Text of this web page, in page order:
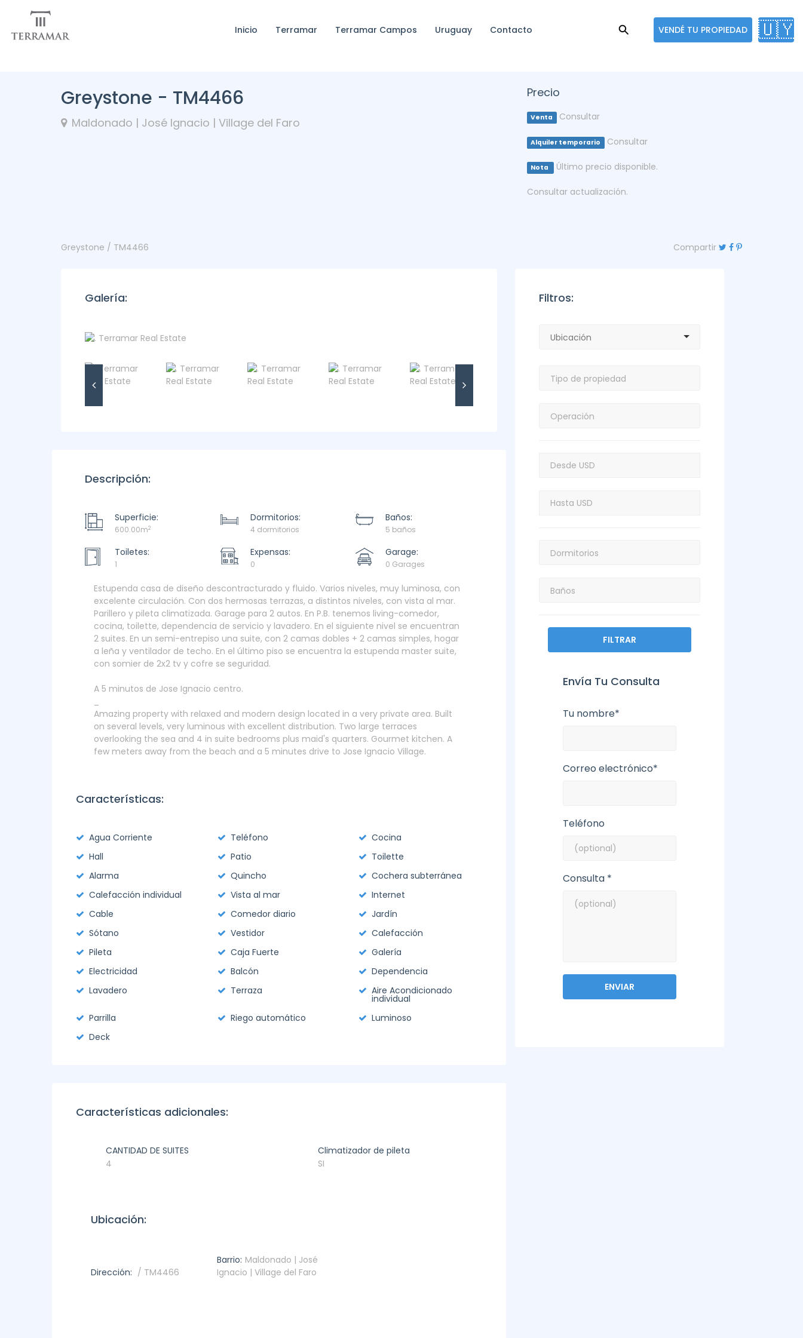
Inicio Terramar Terramar Campos Uruguay Contacto VENDÉ TU PROPIEDAD 🇺🇾
Greystone - TM4466
Maldonado | José Ignacio | Village del Faro
Precio
Venta Consultar
Alquiler temporario Consultar
Nota Último precio disponible.
Consultar actualización.
Greystone / TM4466 Compartir
Galería:
Descripción:
Superficie:
600.00m2
Dormitorios:
4 dormitorios
Baños:
5 baños
Toiletes:
1
Expensas:
0
Garage:
0 Garages
Estupenda casa de diseño descontracturado y fluido. Varios niveles, muy luminosa, con
excelente circulación. Con dos hermosas terrazas, a distintos niveles, con vista al mar.
Parillero y pileta climatizada. Garage para 2 autos. En P.B. tenemos living-comedor,
cocina, toilette, dependencia de servicio y lavadero. En el siguiente nivel se encuentran
2 suites. En un semi-entrepiso una suite, con 2 camas dobles + 2 camas simples, hogar
a leña y ventilador de techo. En el último piso se encuentra la estupenda master suite,
con somier de 2x2 tv y cofre se seguridad.
A 5 minutos de Jose Ignacio centro.
Amazing property with relaxed and modern design located in a very private area. Built
on several levels, very luminous with excellent distribution. Two large terraces
overlooking the sea and 4 in suite bedrooms plus maid's quarters. Gourmet kitchen. A
few meters away from the beach and a 5 minutes drive to Jose Ignacio Village.
Características:
Agua Corriente Teléfono
Cocina
Hall
Patio
Toilette
Alarma
Quincho
Cochera subterránea
Calefacción individual
Vista al mar
Internet
Cable
Comedor diario
Jardín
Sótano
Vestidor
Calefacción
Pileta
Caja Fuerte
Galería
Electricidad
Balcón
Dependencia
Lavadero
Terraza Aire Acondicionado
individual
Parrilla
Riego automático
Luminoso
Deck
Características adicionales:
CANTIDAD DE SUITES
4
Climatizador de pileta
SI
Ubicación:
Dirección: / TM4466
Barrio: Maldonado | José
Ignacio | Village del Faro
Filtros:
FILTRAR
Envía Tu Consulta
Tu nombre*
Correo electrónico*
Teléfono
Consulta *